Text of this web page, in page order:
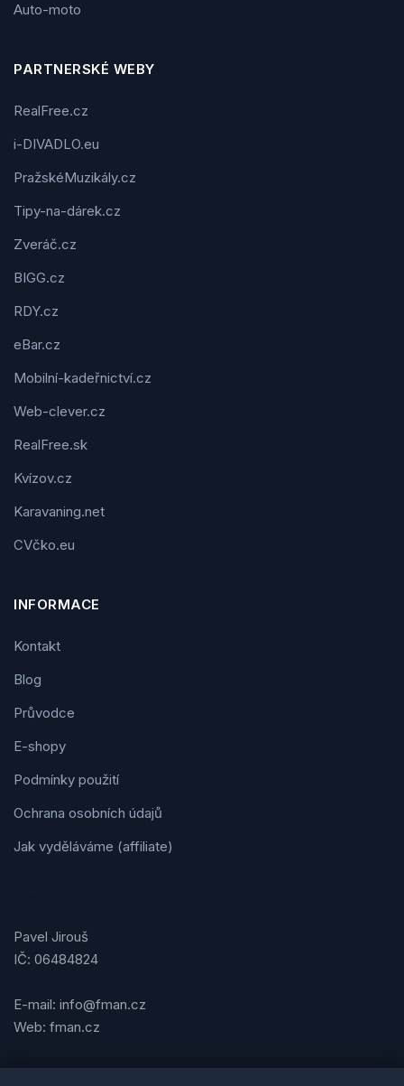
Auto-moto
PARTNERSKÉ WEBY
RealFree.cz
i-DIVADLO.eu
PražskéMuzikály.cz
Tipy-na-dárek.cz
Zveráč.cz
BIGG.cz
RDY.cz
eBar.cz
Mobilní-kadeřnictví.cz
Web-clever.cz
RealFree.sk
Kvízov.cz
Karavaning.net
CVčko.eu
INFORMACE
Kontakt
Blog
Průvodce
E-shopy
Podmínky použití
Ochrana osobních údajů
Jak vyděláváme (affiliate)
Pavel Jirouš
IČ: 06484824
E-mail: info@fman.cz
Web: fman.cz